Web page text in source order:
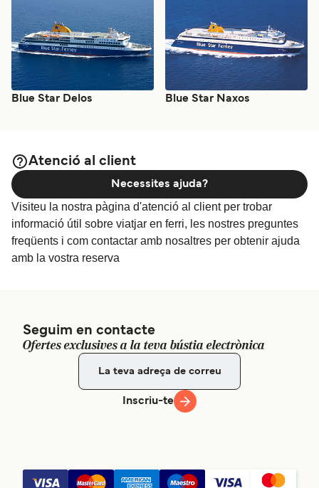
Blue Star Delos Blue Star Naxos
Atenció al client
Visiteu la nostra pàgina d'atenció al client per trobar
informació útil sobre viatjar en ferri, les nostres preguntes
freqüents i com contactar amb nosaltres per obtenir ajuda
amb la vostra reserva
Necessites ajuda?
Seguim en contacte
Ofertes exclusives a la teva bústia electrònica
Inscriu-te